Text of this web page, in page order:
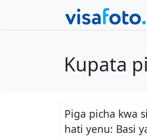
Kupata
Piga picha kwa
hati yenu: Basi